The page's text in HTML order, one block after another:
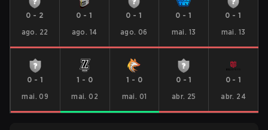
0 - 2
ago. 22
0 -1
ago. 14
0 -1
ago. 06
0 -1
mai. 13
0 -1
mai. 13
0 - 1
mai. 09
1 - 0
mai. 02
1 - 0
mai. 01
0 -1
abr. 25
0-1
abr. 24